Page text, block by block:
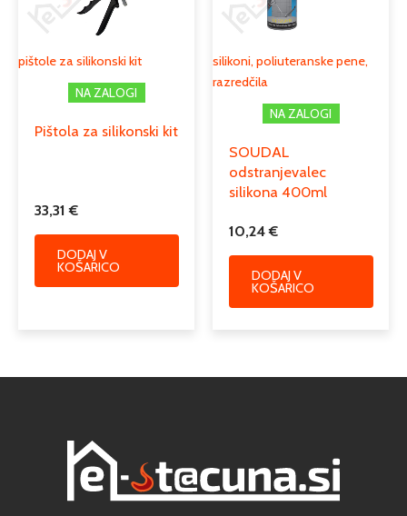
pištole za silikonski kit
NA ZALOGI
Pištola za silikonski kit
33,31€
DODAJ V
KOŠARICO
silikoni, poliuteranske pene,
razredčila
NA ZALOGI
SOUDAL
odstranjevalec
silikona 400ml
10,24€
DODAJ V
KOŠARICO